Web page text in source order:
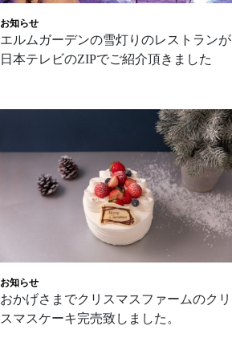
お知らせ
エルムガーデンの雪灯りのレストランが
日本テレビのZIPでご紹介頂きました
お知らせ
おかげさまでクリスマスファームのクリ
スマスケーキ完売致しました。